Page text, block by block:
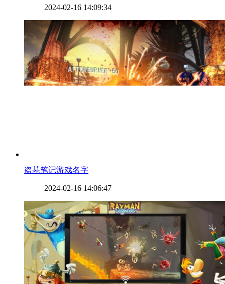
2024-02-16 14:09:34
​盗墓笔记游戏名字
2024-02-16 14:06:47